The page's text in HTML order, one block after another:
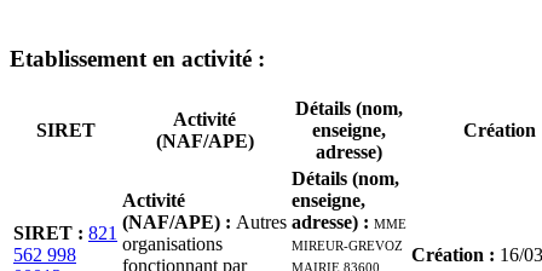
Etablissement en activité :
SIRET
Activité
(NAF/APE)
Détails (nom,
enseigne,
adresse)
Création
SIRET : 821
562 998
Activité
(NAF/APE) : Autres
organisations
fonctionnant par
Détails (nom,
enseigne,
adresse) : MME
MIREUR-GREVOZ
MAIRIE 83600
Création : 16/